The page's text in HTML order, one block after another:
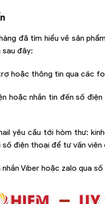
đã tìm hiểu về sản
đây:
hoặc thông tin qua các
hoặc nhắn tin đến số
yêu cầu tới hòm thư:
số điện thoại để tư vấn
nhắn Viber hoặc zalo qua